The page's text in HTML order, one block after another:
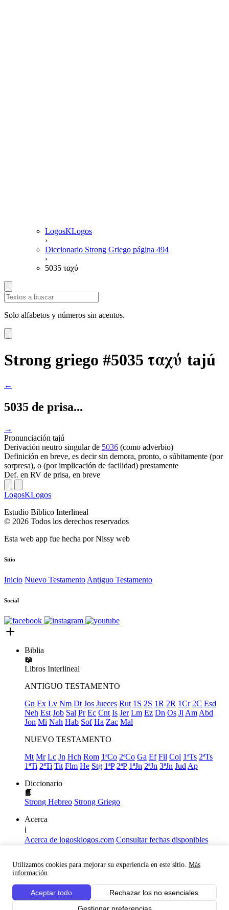
Utilizamos cookies para mejorar su experiencia en este sitio. Más
información
Aceptar todo
Rechazar los no esenciales
Gestionar preferencias
LogosKLogos
›
Diccionario Strong Griego página 494
›
5035 ταχύ
Solo alfabetos y números sin acentos.
Strong griego #5035 ταχύ tajú
←
5035 de prisa...
→
Pronunciación tajú
Derivación neutro singular de 5036 (como adverbio)
Definición en breve, es decir sin demora, pronto, o súbitamente (por
sorpresa), o (por implicación de facilidad) prestamente
Def. en RV de prisa, en breve
LogosKLogos
Estudio Bíblico Interlineal
© 2026 Todos los derechos reservados
Esta web app fue hecha porNissy web
Sitio
Inicio Nuevo Testamento Antiguo Testamento
Social
Biblia
📖
Libros Interlineal
ANTIGUO TESTAMENTO
Gn Ex Lv Nm Dt Jos Jueces Rut 1S 2S 1R 2R 1Cr 2C Esd
Neh Est Job Sal Pr Ec Cnt Is Jer Lm Ez Dn Os Jl Am Abd
Jon Mi Nah Hab Sof Ha Zac Mal
NUEVO TESTAMENTO
Mt Mr Lc Jn Hch Rom 1ªCo 2ªCo Ga Ef Fil Col 1ªTs 2ªTs
1ªTi 2ªTi Tit Flm He Stg 1ªP 2ªP 1ªJn 2ªJn 3ªJn Jud Ap
Diccionario
📘
Strong Hebreo Strong Griego
Acerca
ℹ️
Acerca de logosklogos.com Consultar fechas disponibles
Links útiles
Facebook